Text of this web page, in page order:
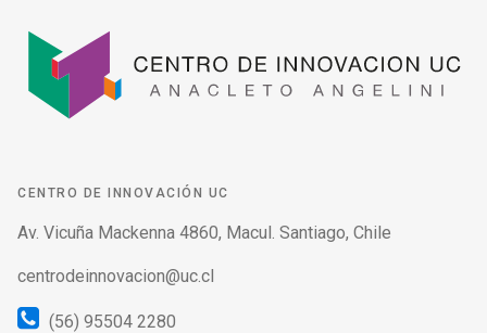
CENTRO DE INNOVACIÓN UC
Av. Vicuña Mackenna 4860, Macul. Santiago, Chile
centrodeinnovacion@uc.cl
(56) 95504 2280